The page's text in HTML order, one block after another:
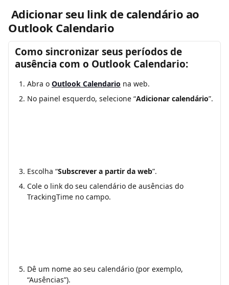
Outlook Calendario
Como sincronizar seus períodos de
ausência com o Outlook Calendario:
Abra o Outlook Calendario na web.
No painel esquerdo, selecione “Adicionar calendário”.
Escolha “Subscrever a partir da web”.
Cole o link do seu calendário de ausências do
TrackingTime no campo.
Dê um nome ao seu calendário (por exemplo,
“Ausências”).